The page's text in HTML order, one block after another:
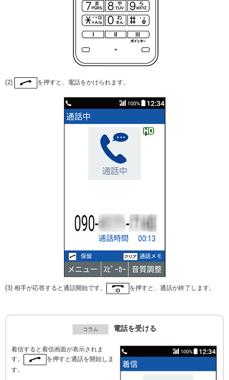
(2) を押すと、電話をかけられます。
(3) 相手が応答すると通話開始です。 を押すと、通話が終了します。
電話を受ける
着信すると着信画面が表示されま
す。
を押すと通話を開始しま
す。